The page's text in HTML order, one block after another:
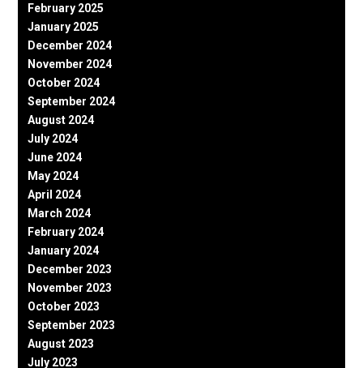
February 2025
January 2025
December 2024
November 2024
October 2024
September 2024
August 2024
July 2024
June 2024
May 2024
April 2024
March 2024
February 2024
January 2024
December 2023
November 2023
October 2023
September 2023
August 2023
July 2023